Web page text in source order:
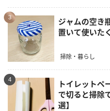
3
ジャムの空き
置いて使いた
掃除・暮らし
4
トイレットペ
で切ると掃除
選】